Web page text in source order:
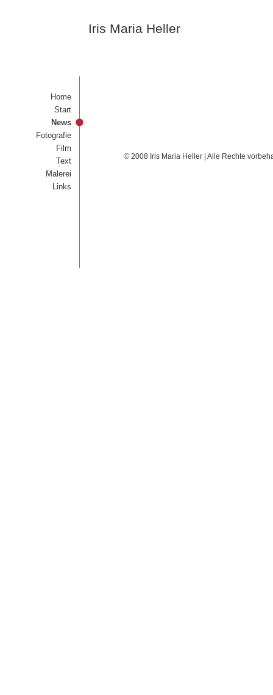
Iris Maria Heller
Home
Start
News
Fotografie
Film
Text
Malerei
Links
© 2008 Iris Maria Heller | Alle Rechte